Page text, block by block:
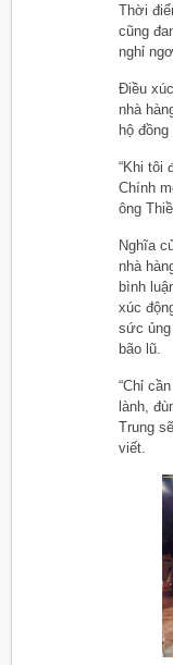
Thời
cũng
nghỉ
Điều
nhà
hộ đồng
“Khi tôi
Chính
ông
Nghĩa
nhà
bình
xúc
sức
bão lũ.
“Chỉ
lành,
Trung
viết.